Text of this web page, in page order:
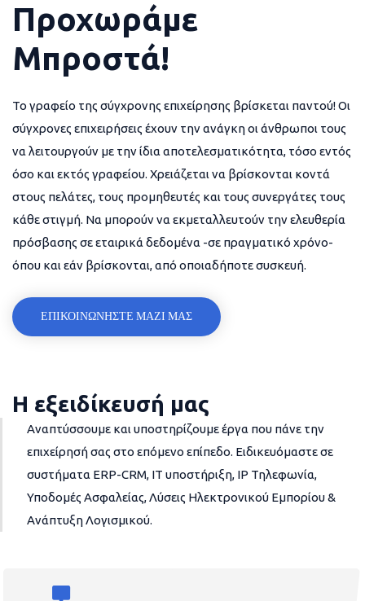
Προχωράμε
Μπροστά!
Το γραφείο της σύγχρονης επιχείρησης βρίσκεται παντού! Οι
σύγχρονες επιχειρήσεις έχουν την ανάγκη οι άνθρωποι τους
να λειτουργούν με την ίδια αποτελεσματικότητα, τόσο εντός
όσο και εκτός γραφείου. Χρειάζεται να βρίσκονται κοντά
στους πελάτες, τους προμηθευτές και τους συνεργάτες τους
κάθε στιγμή. Να μπορούν να εκμεταλλευτούν την ελευθερία
πρόσβασης σε εταιρικά δεδομένα -σε πραγματικό χρόνο-
όπου και εάν βρίσκονται, από οποιαδήποτε συσκευή.
ΕΠΙΚΟΙΝΩΝΗΣΤΕ ΜΑΖΙ ΜΑΣ
Η εξειδίκευσή μας
Αναπτύσσουμε και υποστηρίζουμε έργα που πάνε την
επιχείρησή σας στο επόμενο επίπεδο. Ειδικευόμαστε σε
συστήματα ERP-CRM, IT υποστήριξη, IP Τηλεφωνία,
Υποδομές Ασφαλείας, Λύσεις Ηλεκτρονικού Εμπορίου &
Ανάπτυξη Λογισμικού.